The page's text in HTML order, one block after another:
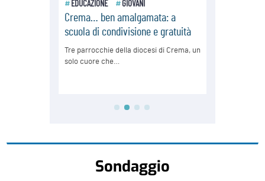
Sondaggio